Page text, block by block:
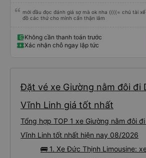
mới đầu đọc đánh giá sợ mà ok nha ((((= chú tài
đồ các thứ cho mình cẩn thận lắm
Không cần thanh toán trước
Xác nhận chỗ ngay lập tức
Đặt vé xe Giường nằm đôi đi
Vĩnh Linh giá tốt nhất
Tổng hợp TOP 1 xe Giường nằm đôi
Vĩnh Linh tốt nhất hiện nay 08/2026
🚌 1. Xe Đức Thịnh Limousine: